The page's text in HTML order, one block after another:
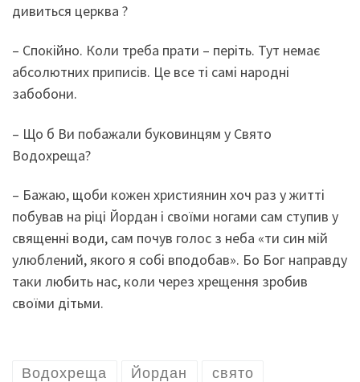
дивиться церква ?
– Спокійно. Коли треба прати – періть. Тут немає
абсолютних приписів. Це все ті самі народні
забобони.
– Що б Ви побажали буковинцям у Свято
Водохреща?
– Бажаю, щоби кожен християнин хоч раз у житті
побував на ріці Йордан і своїми ногами сам ступив у
священні води, сам почув голос з неба «ти син мій
улюблений, якого я собі вподобав». Бо Бог направду
таки любить нас, коли через хрещення зробив
своїми дітьми.
Водохреща Йордан свято